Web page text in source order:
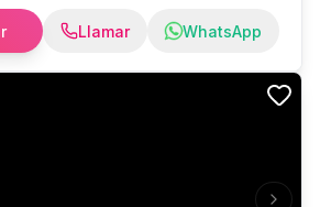
total de 710 m² de terreno y 640 m²
un precio de venta de
propiedad ofrece una excelente
y funcionalidad, con
sala y comedor, cocina equipada
con aire acondicionado, walk-in
Llamar WhatsApp